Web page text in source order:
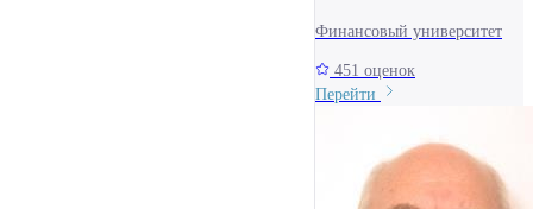
Финансовый университет
451 оценок
Перейти